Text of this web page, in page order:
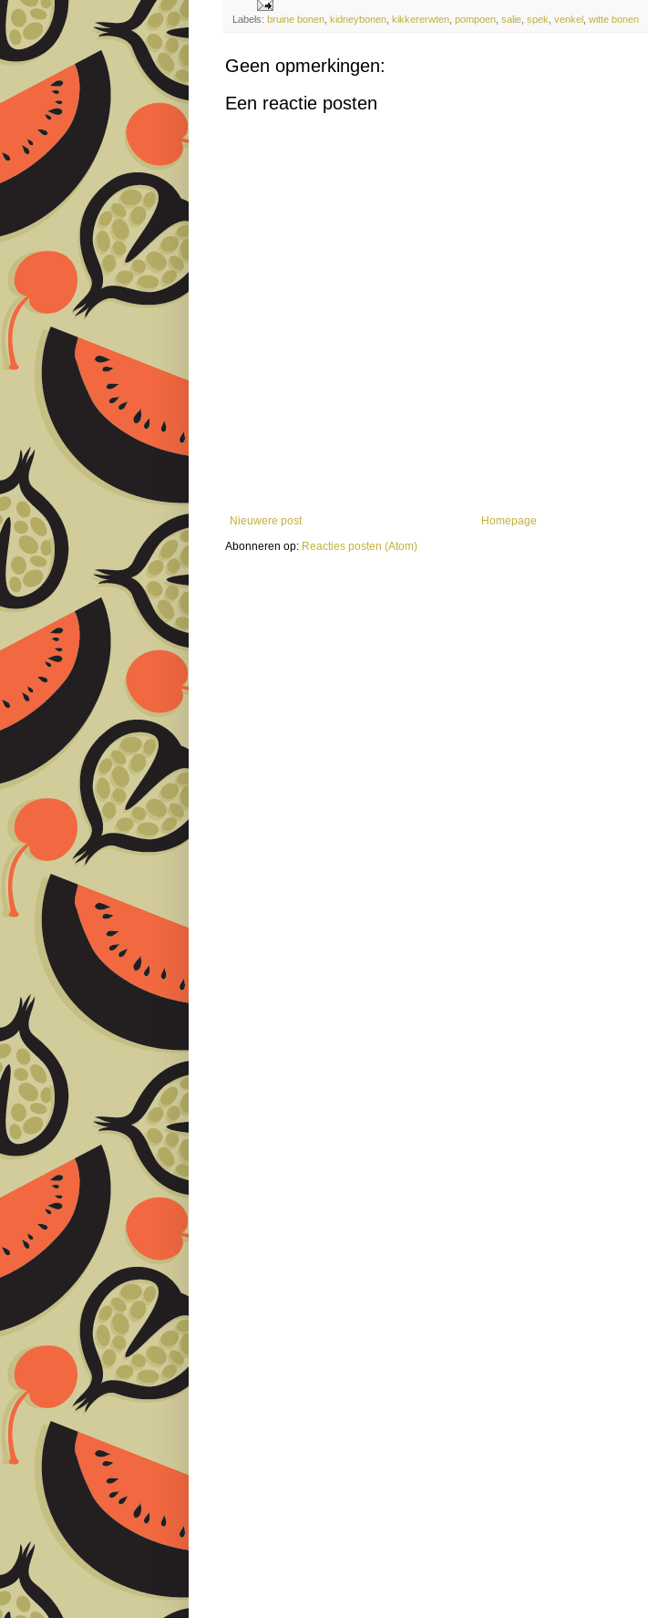
Labels: bruine bonen, kidneybonen, kikkererwten, pompoen, salie, spek, venkel , witte bonen
Geen opmerkingen:
Een reactie posten
Nieuwere post
Homepage
Abonneren op: Reacties posten (Atom)